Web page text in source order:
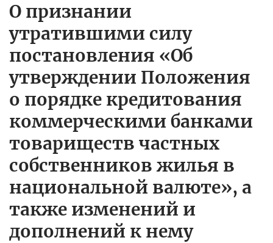
О признании
утратившими силу
постановления «Об
утверждении Положения
о порядке кредитования
коммерческими банками
товариществ частных
собственников жилья в
национальной валюте», а
также изменений и
дополнений к нему